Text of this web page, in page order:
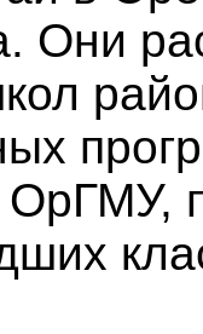
Они
ОрГМУ,